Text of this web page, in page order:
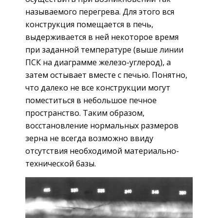
называемого перегрева. Для этого вся
конструкция помещается в печь,
выдерживается в ней некоторое время
при заданной температуре (выше линии
ПСК на диаграмме железо-углерод), а
затем остывает вместе с печью. Понятно,
что далеко не все конструкции могут
поместиться в небольшое печное
пространство. Таким образом,
восстановление нормальных размеров
зерна не всегда возможно ввиду
отсутствия необходимой материально-
технической базы.